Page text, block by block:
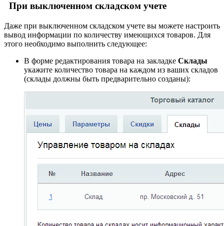
При выключенном складском учете
Даже при выключенном складском учете вы можете настроить
вывод информации по количеству имеющихся товаров. Для
этого необходимо выполнить следующее:
В форме редактирования товара на закладке Склады
укажите количество товара на каждом из ваших складов
(склады должны быть предварительно созданы):